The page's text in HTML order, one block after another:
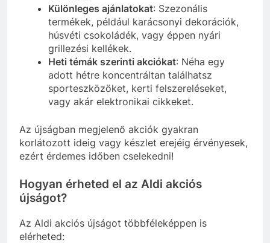
Különleges ajánlatokat: Szezonális
termékek, például karácsonyi dekorációk,
húsvéti csokoládék, vagy éppen nyári
grillezési kellékek.
Heti témák szerinti akciókat: Néha egy
adott hétre koncentráltan találhatsz
sporteszközöket, kerti felszereléseket,
vagy akár elektronikai cikkeket.
Az újságban megjelenő akciók gyakran
korlátozott ideig vagy készlet erejéig érvényesek,
ezért érdemes időben cselekedni!
Hogyan érheted el az Aldi akciós
újságot?
Az Aldi akciós újságot többféleképpen is
elérheted: